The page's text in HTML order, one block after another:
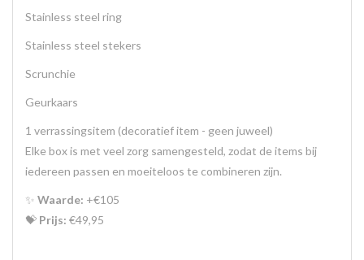
Stainless steel ring
Stainless steel stekers
Scrunchie
Geurkaars
1 verrassingsitem (decoratief item - geen juweel)
Elke box is met veel zorg samengesteld, zodat de items bij
iedereen passen en moeiteloos te combineren zijn.
✨ Waarde: +€105
💝 Prijs: €49,95